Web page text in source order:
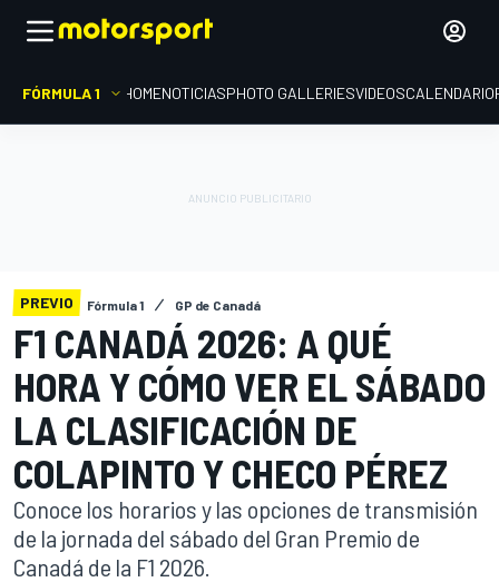
FÓRMULA 1 HOMENOTICIASPHOTO GALLERIESVIDEOSCALENDARIO
PREVIO Fórmula 1 GP de Canadá
F1 CANADÁ 2026: A QUÉ
HORA Y CÓMO VER EL SÁBADO
LA CLASIFICACIÓN DE
COLAPINTO Y CHECO PÉREZ
Conoce los horarios y las opciones de transmisión
de la jornada del sábado del Gran Premio de
Canadá de la F1 2026.